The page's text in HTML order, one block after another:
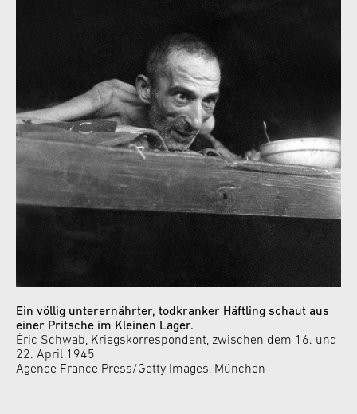
Ein völlig unterernährter, todkranker Häftling schaut aus
einer Pritsche im Kleinen Lager.
Éric Schwab , Kriegskorrespondent, zwischen dem 16. und
22. April 1945
Agence France Press/Getty Images, München